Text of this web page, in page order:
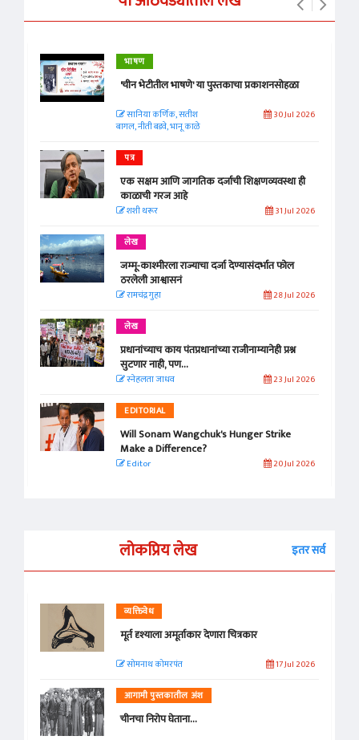
भाषण
'चीन भेटीतील भाषणे' या पुस्तकाचा प्रकाशनसोहळा
सानिया कर्णिक, सतीश
बागल, नीती बडवे, भानू काळे
30 Jul 2026
पत्र
एक सक्षम आणि जागतिक दर्जाची शिक्षणव्यवस्था ही
काळाची गरज आहे
शशी थरूर 31 Jul 2026
लेख
जम्मू-काश्मीरला राज्याचा दर्जा देण्यासंदर्भात फोल
ठरलेली आश्वासनं
रामचंद्र गुहा 28 Jul 2026
लेख
प्रधानांच्याच काय पंतप्रधानांच्या राजीनाम्यानेही प्रश्न
सुटणार नाही, पण...
स्नेहलता जाधव 23 Jul 2026
EDITORIAL
Will Sonam Wangchuk's Hunger Strike
Make a Difference?
Editor 20 Jul 2026
लोकप्रिय लेख इतर सर्व
व्यक्तिवेध
मूर्त दृश्याला अमूर्ताकार देणारा चित्रकार
सोमनाथ कोमरपंत 17 Jul 2026
आगामी पुस्तकातील अंश
चीनचा निरोप घेताना...